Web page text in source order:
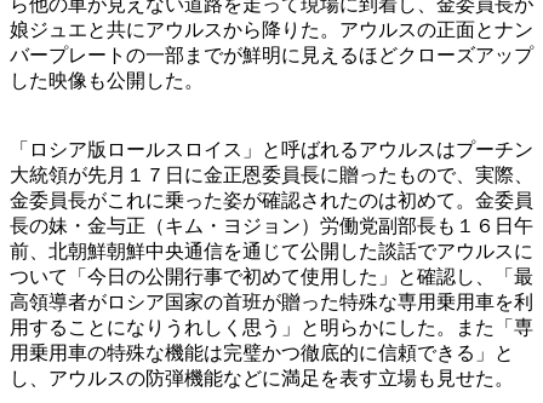
ら他の車が見えない道路を走って現場に到着し、金委員長が
娘ジュエと共にアウルスから降りた。アウルスの正面とナン
バープレートの一部までが鮮明に見えるほどクローズアップ
した映像も公開した。
「ロシア版ロールスロイス」と呼ばれるアウルスはプーチン
大統領が先月１７日に金正恩委員長に贈ったもので、実際、
金委員長がこれに乗った姿が確認されたのは初めて。金委員
長の妹・金与正（キム・ヨジョン）労働党副部長も１６日午
前、北朝鮮朝鮮中央通信を通じて公開した談話でアウルスに
ついて「今日の公開行事で初めて使用した」と確認し、「最
高領導者がロシア国家の首班が贈った特殊な専用乗用車を利
用することになりうれしく思う」と明らかにした。また「専
用乗用車の特殊な機能は完璧かつ徹底的に信頼できる」と
し、アウルスの防弾機能などに満足を表す立場も見せた。